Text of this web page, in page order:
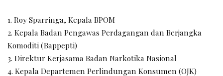
1. Roy Sparringa, Kepala BPOM
2. Kepala Badan Pengawas Perdagangan dan Berjangka
Komoditi (Bappepti)
3. Direktur Kerjasama Badan Narkotika Nasional
4. Kepala Departemen Perlindungan Konsumen (OJK)